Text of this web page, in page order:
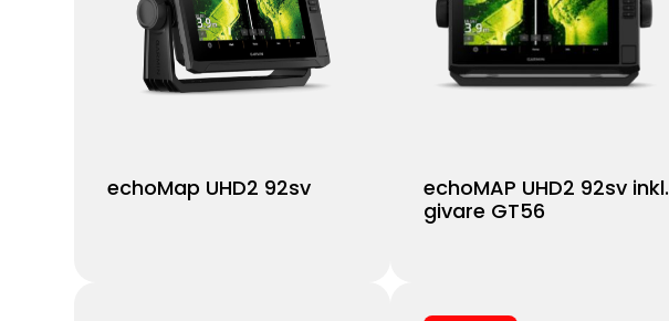
echoMap UHD2 92sv
echoMAP UHD2 92sv inkl.
givare GT56